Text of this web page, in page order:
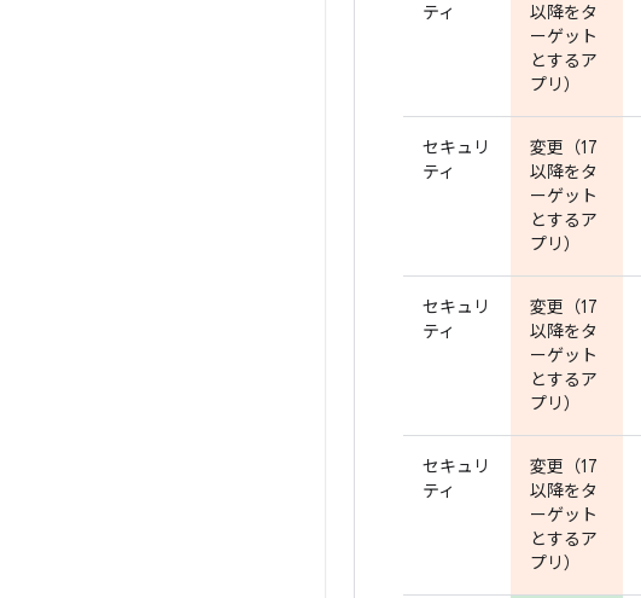
ティ
以降をタ
ーゲット
とするア
プリ）
セキュリ
ティ
変更（17
以降をタ
ーゲット
とするア
プリ）
セキュリ
ティ
変更（17
以降をタ
ーゲット
とするア
プリ）
セキュリ
ティ
変更（17
以降をタ
ーゲット
とするア
プリ）